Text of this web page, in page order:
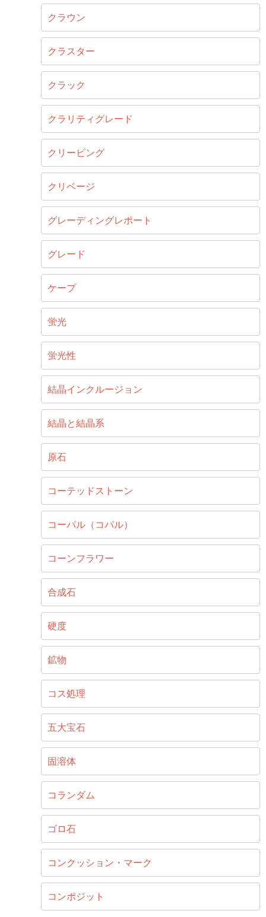
クラウン
クラスター
クラック
クラリティグレード
クリービング
クリベージ
グレーディングレポート
グレード
ケープ
蛍光
蛍光性
結晶インクルージョン
結晶と結晶系
原石
コーテッドストーン
コーパル（コパル）
コーンフラワー
合成石
硬度
鉱物
コス処理
五大宝石
固溶体
コランダム
ゴロ石
コンクッション・マーク
コンポジット